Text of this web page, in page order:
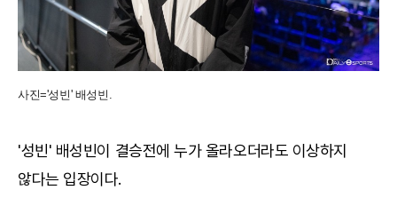
사진='성빈' 배성빈.
'성빈' 배성빈이 결승전에 누가 올라오더라도 이상하지
않다는 입장이다.